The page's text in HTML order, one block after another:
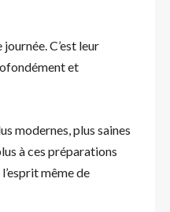
C’est leur
et
modernes, plus saines
à ces préparations
même de